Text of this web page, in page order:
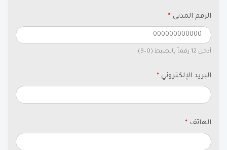
الرقم المدني *
أدخل 12 رقماً بالضبط (0–9)
البريد الإلكتروني *
الهاتف *